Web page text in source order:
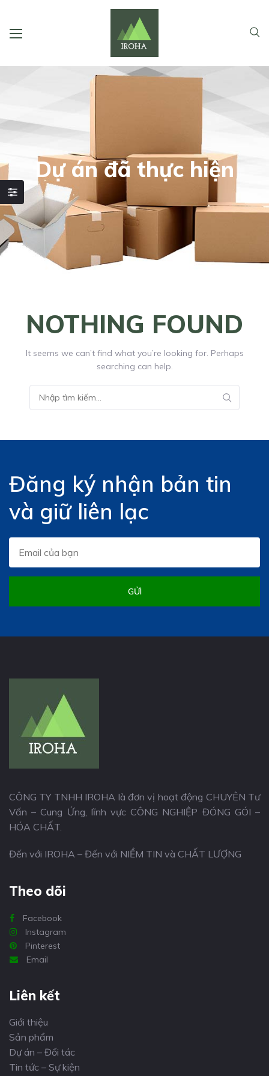
Dự án đã thực hiện
NOTHING FOUND
It seems we can’t find what you’re looking for. Perhaps
searching can help.
Đăng ký nhận bản tin
và giữ liên lạc
GỬI
CÔNG TY TNHH IROHA là đơn vị hoạt động CHUYÊN Tư
Vấn – Cung Ứng, lĩnh vực CÔNG NGHIỆP ĐÓNG GÓI –
HÓA CHẤT.
Đến với IROHA – Đến với NIỀM TIN và CHẤT LƯỢNG
Theo dõi
Facebook
Instagram
Pinterest
Email
Liên kết
Giới thiệu
Sản phẩm
Dự án – Đối tác
Tin tức – Sự kiện